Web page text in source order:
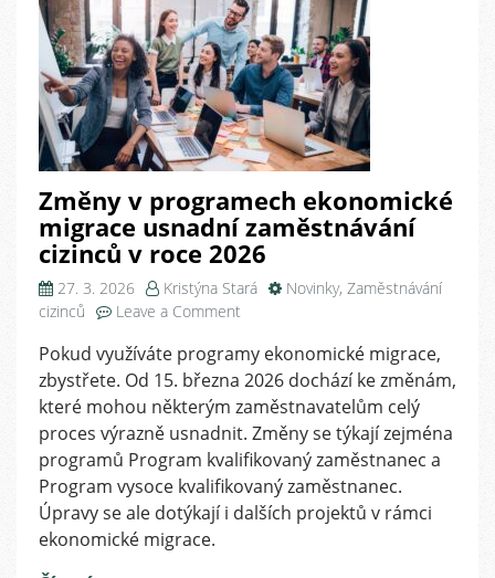
Změny v programech ekonomické
migrace usnadní zaměstnávání
cizinců v roce 2026
27. 3. 2026 Kristýna Stará Novinky, Zaměstnávání
cizinců
Leave a Comment
v
programech
ekonomické
migrace
usnadní
zaměstnávání
cizinců
v
Pokud využíváte programy ekonomické migrace,
zbystřete. Od 15. března 2026 dochází ke změnám,
které mohou některým zaměstnavatelům celý
proces výrazně usnadnit. Změny se týkají zejména
programů Program kvalifikovaný zaměstnanec a
Program vysoce kvalifikovaný zaměstnanec.
Úpravy se ale dotýkají i dalších projektů v rámci
ekonomické migrace.